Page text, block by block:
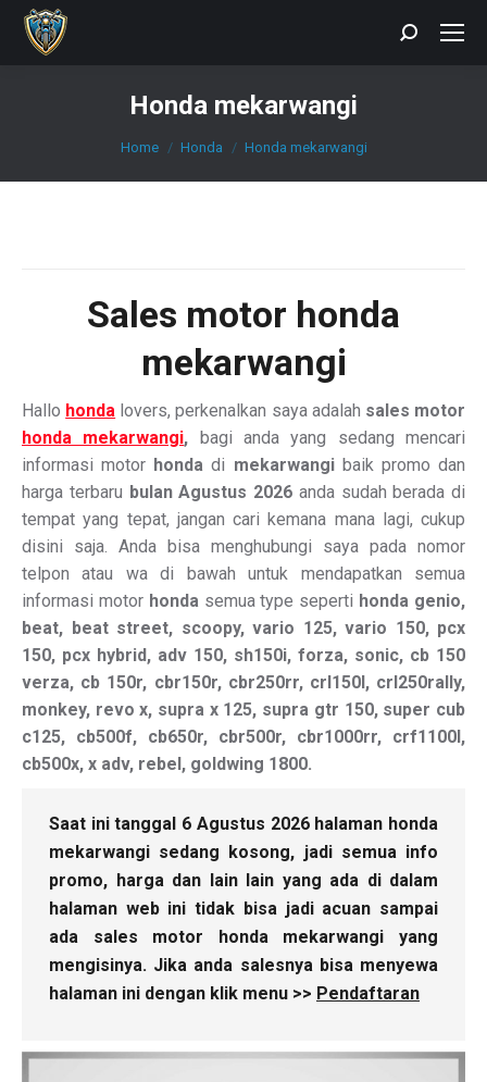
Search:
Honda mekarwangi
You are here:
Home Honda Honda mekarwangi
Sales motor honda
mekarwangi
Hallo honda lovers, perkenalkan saya adalah sales motor
honda mekarwangi, bagi anda yang sedang mencari
informasi motor honda di mekarwangibaik promo dan
harga terbaru bulan Agustus 2026 anda sudah berada di
tempat yang tepat, jangan cari kemana mana lagi, cukup
disini saja. Anda bisa menghubungi saya pada nomor
telpon atau wa di bawah untuk mendapatkan semua
informasi motor hondasemua type seperti honda genio,
beat, beat street, scoopy, vario 125, vario 150, pcx
150, pcx hybrid, adv 150, sh150i, forza, sonic, cb 150
verza, cb 150r, cbr150r, cbr250rr, crl150l, crl250rally,
monkey, revo x, supra x 125, supra gtr 150, super cub
c125, cb500f, cb650r, cbr500r, cbr1000rr, crf1100l,
cb500x, x adv, rebel, goldwing 1800.
Saat ini tanggal 6 Agustus 2026 halaman honda
mekarwangi sedang kosong, jadi semua info
promo, harga dan lain lain yang ada di dalam
halaman web ini tidak bisa jadi acuan sampai
ada sales motor honda mekarwangi yang
mengisinya. Jika anda salesnya bisa menyewa
halaman ini dengan klik menu >> Pendaftaran